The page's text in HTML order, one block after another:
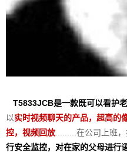
T5833JCB是一款既可以看护
以实时视频聊天的产品，超高的
控，视频回放.........在公司上班
行安全监控，对在家的父母进行